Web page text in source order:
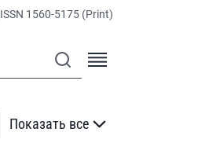
ISSN 1560-5175 (Print)
Показать все